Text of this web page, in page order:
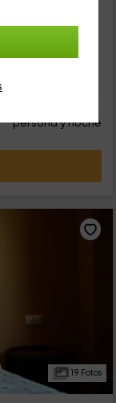
en una
de 3...
persona y noche
19 Fotos